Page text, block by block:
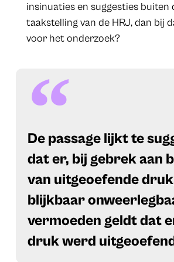
insinuaties en suggesties buiten
taakstelling van de HRJ, dan bij
voor het onderzoek?
De passage lijkt te
dat er, bij gebrek aan
van uitgeoefende
blijkbaar
vermoeden geldt dat
druk werd